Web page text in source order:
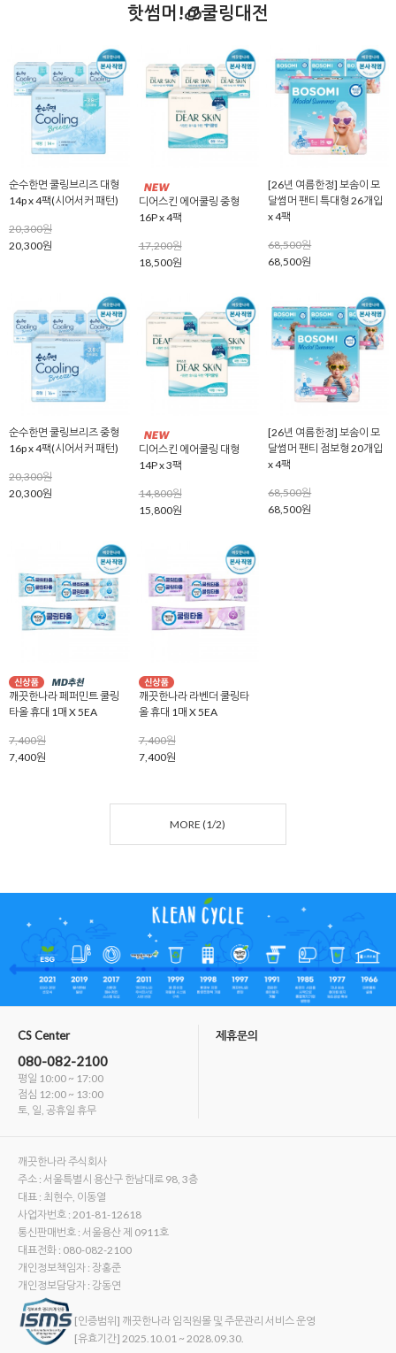
핫썸머!🧊쿨링대전
순수한면 쿨링브리즈 대형
14p x 4팩(시어서커 패턴)
20,300원
20,300원
디어스킨 에어쿨링 중형
16P x 4팩
17,200원
18,500원
[26년 여름한정] 보솜이 모
달썸머 팬티 특대형 26개입
x 4팩
68,500원
68,500원
순수한면 쿨링브리즈 중형
16p x 4팩(시어서커 패턴)
20,300원
20,300원
디어스킨 에어쿨링 대형
14P x 3팩
14,800원
15,800원
[26년 여름한정] 보솜이 모
달썸머 팬티 점보형 20개입
x 4팩
68,500원
68,500원
깨끗한나라 페퍼민트 쿨링
타올 휴대 1매 X 5EA
7,400원
7,400원
깨끗한나라 라벤더 쿨링타
올 휴대 1매 X 5EA
7,400원
7,400원
MORE (1/2)
CS Center
080-082-2100
평일 10:00 ~ 17:00
점심 12:00 ~ 13:00
토, 일, 공휴일 휴무
제휴문의
깨끗한나라 주식회사
주소 : 서울특별시 용산구 한남대로 98, 3층
대표 : 최현수, 이동열
사업자번호 : 201-81-12618
통신판매번호 : 서울용산 제 0911호
대표전화 : 080-082-2100
개인정보책임자 : 장홍준
개인정보담당자 : 강동연
[인증범위] 깨끗한나라 임직원몰 및 주문관리 서비스 운영
[유효기간] 2025.10.01 ~ 2028.09.30.